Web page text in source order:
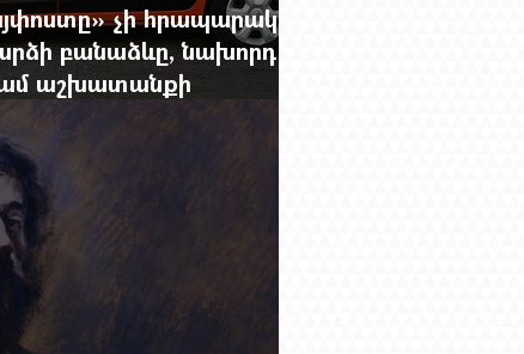
չի հրապարակում
բանաձևը, նախորդ
աշխատանքի
փոխելու կանոնը